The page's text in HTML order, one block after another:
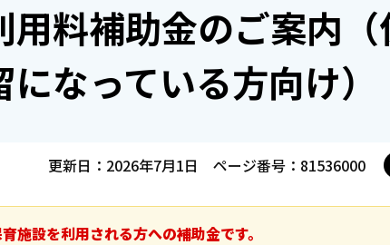
料補助金のご案内（
なっている方向け）
更新日：2026年7月1日 ページ番号：81536000
施設を利用される方への補助金です。